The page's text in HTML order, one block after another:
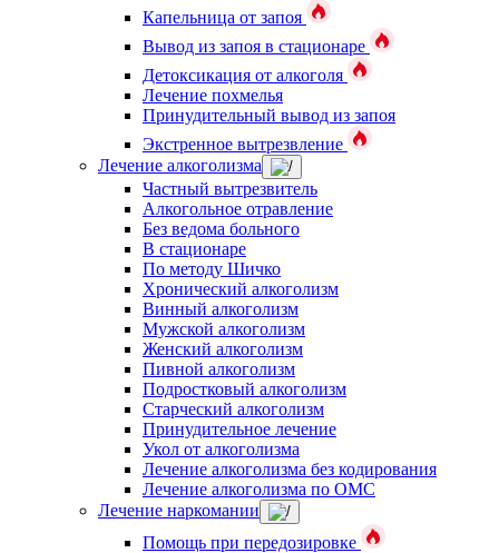
Капельница от запоя
Вывод из запоя в стационаре
Детоксикация от алкоголя
Лечение похмелья
Принудительный вывод из запоя
Экстренное вытрезвление
Лечение алкоголизма
Частный вытрезвитель
Алкогольное отравление
Без ведома больного
В стационаре
По методу Шичко
Хронический алкоголизм
Винный алкоголизм
Мужской алкоголизм
Женский алкоголизм
Пивной алкоголизм
Подростковый алкоголизм
Старческий алкоголизм
Принудительное лечение
Укол от алкоголизма
Лечение алкоголизма без кодирования
Лечение алкоголизма по ОМС
Лечение наркомании
Помощь при передозировке